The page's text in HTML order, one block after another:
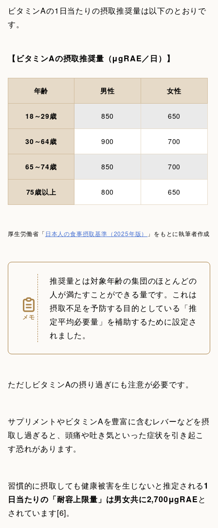
ビタミンAの1日当たりの摂取推奨量は以下のとおりで
す。
【ビタミンAの摂取推奨量（μgRAE／日）】
年齢 男性 女性
18～29歳 850 650
30～64歳 900 700
65～74歳 850 700
75歳以上 800 650
厚生労働省「 日本人の食事摂取基準（2025年版） 」をもとに執筆者作成
メモ
推奨量とは対象年齢の集団のほとんどの
人が満たすことができる量です。これは
摂取不足を予防する目的としている「推
定平均必要量」を補助するために設定さ
れました。
ただしビタミンAの摂り過ぎにも注意が必要です。
サプリメントやビタミンAを豊富に含むレバーなどを摂
取し過ぎると、頭痛や吐き気といった症状を引き起こ
す恐れがあります。
習慣的に摂取しても健康被害を生じないと推定される1
日当たりの「耐容上限量」は男女共に2,700μgRAEと
されています[6]。